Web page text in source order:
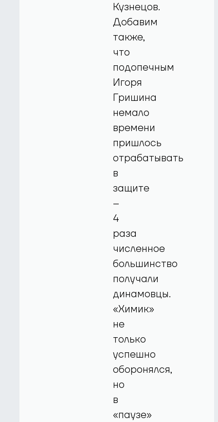
Кузнецов.
Добавим
также,
что
подопечным
Игоря
Гришина
немало
времени
пришлось
отрабатывать
в
защите
–
4
раза
численное
большинство
получали
динамовцы.
«Химик»
не
только
успешно
оборонялся,
но
в
«паузе»